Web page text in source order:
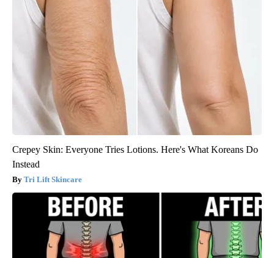
Crepey Skin: Everyone Tries Lotions. Here's What Koreans Do
Instead
Tri Lift Skincare